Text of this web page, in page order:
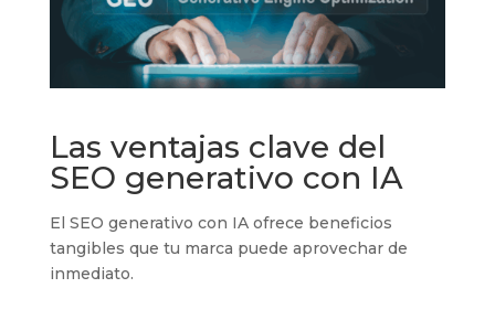
Las ventajas clave del
SEO generativo con IA
El SEO generativo con IA ofrece beneficios
tangibles que tu marca puede aprovechar de
inmediato.